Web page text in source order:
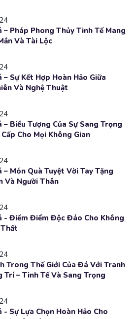
– Pháp Phong Thủy Tinh Tế Mang
Và Tài Lộc
Sự Kết Hợp Hoàn Hảo Giữa
Và Nghệ Thuật
– Biểu Tượng Của Sự Sang Trọng
Cho Mọi Không Gian
– Món Quà Tuyệt Vời Tay Tặng
Và Người Thân
- Điểm Điểm Độc Đáo Cho Không
Trong Thế Giới Của Đá Với Tranh
Trí – Tinh Tế Và Sang Trọng
Sự Lựa Chọn Hoàn Hảo Cho